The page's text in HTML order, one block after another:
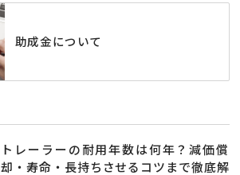
助成金について
トレーラーの耐用年数は何年？減価償
却・寿命・長持ちさせるコツまで徹底解